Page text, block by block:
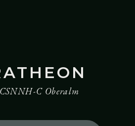
C Oberalm